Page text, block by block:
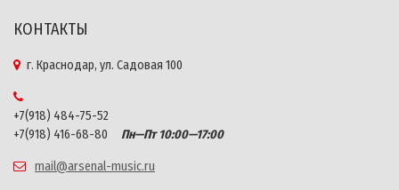
КОНТАКТЫ
г. Краснодар, ул. Садовая 100
+7(918) 484-75-52
+7(918) 416-68-80
Пн—Пт 10:00—17:00
mail@arsenal-music.ru